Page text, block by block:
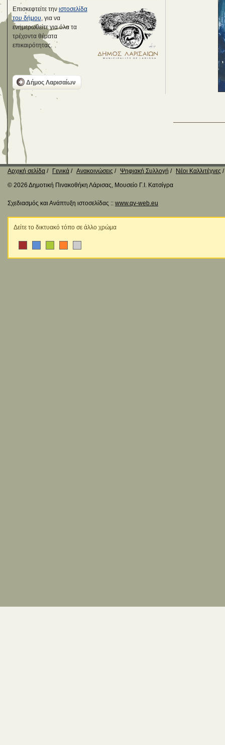
Επισκεφτείτε την ιστοσελίδα
του δήμου, για να
ενημερωθείτε για όλα τα
τρέχοντα θέματα
επικαιρότητας.
Δήμος Λαρισαίων
Αρχική σελίδα Γενικά Ανακοινώσεις Ψηφιακή Συλλογή
Νέοι Καλλιτέχνες
© 2026 Δημοτική Πινακοθήκη Λάρισας, Μουσείο Γ.Ι. Κατσίγρα
Σχεδιασμός και Ανάπτυξη ιστοσελίδας :: www.qv-web.eu
Δείτε το δικτυακό τόπο σε άλλο χρώμα